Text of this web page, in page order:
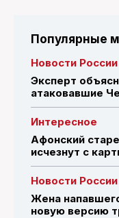
Популярные
Новости России
Эксперт
атаковавшие
Интересное
Афонский
исчезнут с
Новости России
Жена
новую версию